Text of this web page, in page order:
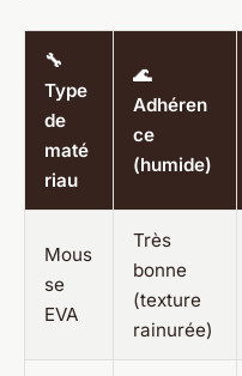
🔧
Type
de
maté
riau
🌊
Adhéren
ce
(humide)
Mous
se
EVA
Très
bonne
(texture
rainurée)